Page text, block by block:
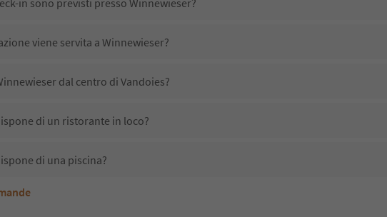
viene servita a Winnewieser?
dal centro di Vandoies?
di un ristorante in loco?
di una piscina?
animali domestici?
sono disponibili presso Winnewieser?
ricevono l'Alto Adige Guest Pass?